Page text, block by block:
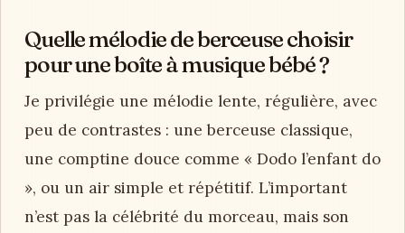
Quelle mélodie de berceuse choisir
pour une boîte à musique bébé ?
Je privilégie une mélodie lente, régulière, avec
peu de contrastes : une berceuse classique,
une comptine douce comme « Dodo l’enfant do
», ou un air simple et répétitif. L’important
n’est pas la célébrité du morceau, mais son